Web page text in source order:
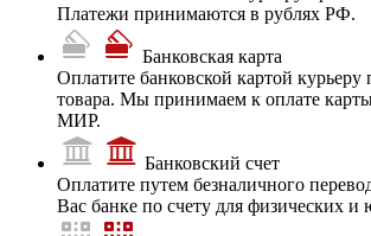
Платежи принимаются в рублях РФ.
Банковская карта
Оплатите банковской картой
товара. Мы принимаем к оплате
МИР.
Банковский счет
Оплатите путем безналичного
Вас банке по счету для физических и